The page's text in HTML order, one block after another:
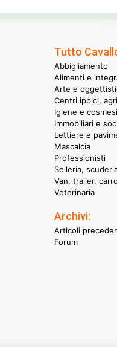
Tutto
Abbigliamento
Alimenti e
Arte e
Centri ippici,
Igiene e cosmesi
Immobiliari e
Lettiere e
Mascalcia
Professionisti
Selleria,
Van, trailer,
Veterinaria
Archivi:
Articoli
Forum